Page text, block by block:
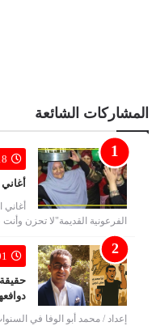
المشاركات الشائعة
18
الفرعونية القديمة"لا تحزن
01
إعداد / محمد أبو الوفا في